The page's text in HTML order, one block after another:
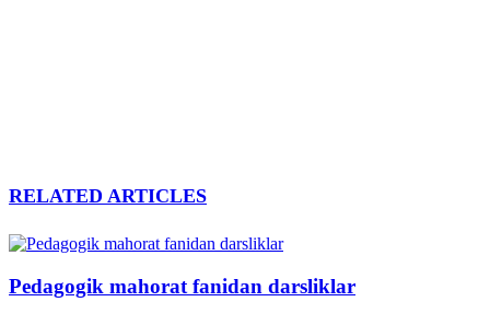
RELATED ARTICLES
Pedagogik mahorat fanidan darsliklar